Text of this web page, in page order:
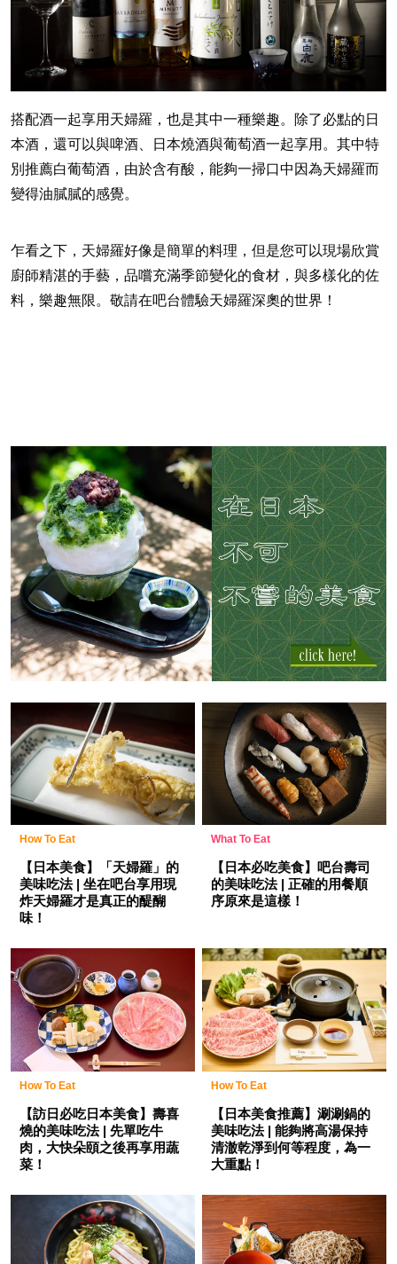
搭配酒一起享用天婦羅，也是其中一種樂趣。除了必點的日
本酒，還可以與啤酒、日本燒酒與葡萄酒一起享用。其中特
別推薦白葡萄酒，由於含有酸，能夠一掃口中因為天婦羅而
變得油膩膩的感覺。
乍看之下，天婦羅好像是簡單的料理，但是您可以現場欣賞
廚師精湛的手藝，品嚐充滿季節變化的食材，與多樣化的佐
料，樂趣無限。敬請在吧台體驗天婦羅深奧的世界！
How To Eat
【日本美食】「天婦羅」的
美味吃法 | 坐在吧台享用現
炸天婦羅才是真正的醍醐
味！
What To Eat
【日本必吃美食】吧台壽司
的美味吃法 | 正確的用餐順
序原來是這樣！
How To Eat
【訪日必吃日本美食】壽喜
燒的美味吃法 | 先單吃牛
肉，大快朵頤之後再享用蔬
菜！
How To Eat
【日本美食推薦】涮涮鍋的
美味吃法 | 能夠將高湯保持
清澈乾淨到何等程度，為一
大重點！